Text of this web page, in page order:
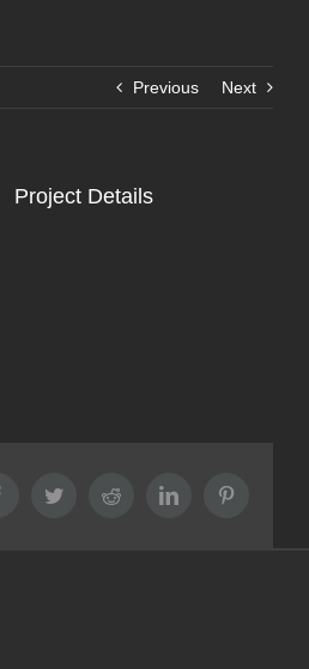
Previous Next
Project Details
FacebookTwitterReddit LinkedIn